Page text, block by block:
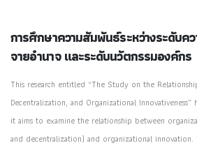
การศึกษาความสัมพันธ์ระหว่างระดับคว
จายอำนาจ และระดับนวัตกรรมองค์กร
This research entitled “The Study on the
Decentralization, and Organizational
it aims to examine the relationship between
and decentralization) and organizational